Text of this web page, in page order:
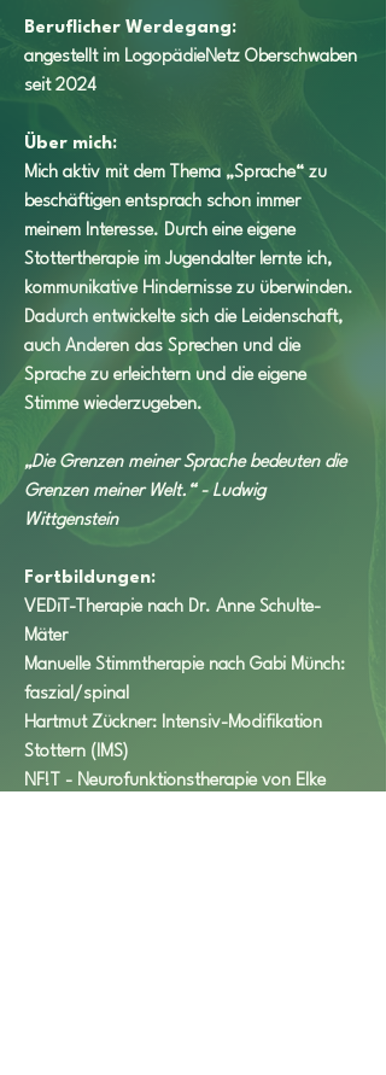
angestellt im LogopädieNetz Oberschwaben
seit 2024
Über mich:
Mich aktiv mit dem Thema „Sprache“ zu
beschäftigen entsprach schon immer
meinem Interesse. Durch eine eigene
Stottertherapie im Jugendalter lernte ich,
kommunikative Hindernisse zu überwinden.
Dadurch entwickelte sich die Leidenschaft,
auch Anderen das Sprechen und die
Sprache zu erleichtern und die eigene
Stimme wiederzugeben.
„Die Grenzen meiner Sprache bedeuten die
Grenzen meiner Welt.“ - Ludwig
Wittgenstein
Fortbildungen:
VEDiT-Therapie nach Dr. Anne Schulte-
Mäter
Manuelle Stimmtherapie nach Gabi Münch:
faszial/spinal
Hartmut Zückner: Intensiv-Modifikation
Stottern (IMS)
NF!T - Neurofunktionstherapie von Elke